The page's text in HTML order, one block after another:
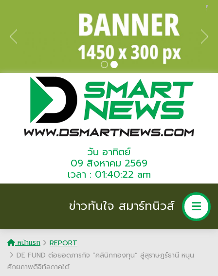
วัน อาทิตย์
09 สิงหาคม 2569
เวลา : 01:40:22 am
ข่าวทันใจ สมาร์ทนิวส์
หน้าแรก
REPORT
DE FUND ต่อยอดภารกิจ ”คลินิกกองทุน” สู่สุราษฎร์ธานี หนุน
ศักยภาพดิจิทัลภาคใต้